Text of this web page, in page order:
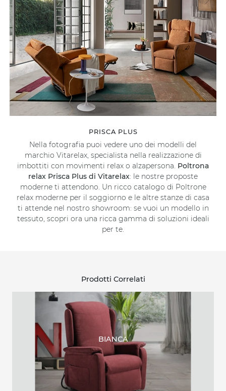
PRISCA PLUS
Nella fotografia puoi vedere uno dei modelli del
marchio Vitarelax, specialista nella realizzazione di
imbottiti con movimenti relax o alzapersona. Poltrona
relax Prisca Plus di Vitarelax: le nostre proposte
moderne ti attendono. Un ricco catalogo di Poltrone
relax moderne per il soggiorno e le altre stanze di casa
ti attende nel nostro showroom: se vuoi un modello in
tessuto, scopri ora una ricca gamma di soluzioni ideali
per te.
Prodotti Correlati
BIANCA